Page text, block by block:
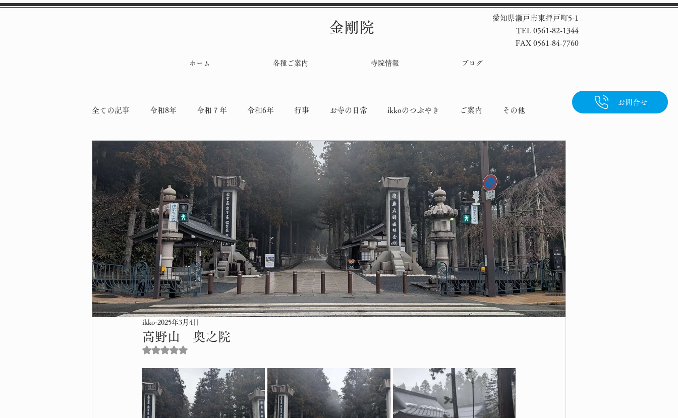
お問合せ
金剛院
愛知県瀬戸市東拝戸町5-1
TEL 0561-82-1344
FAX 0561-84-7760
ホーム 各種ご案内 寺院情報 ブログ
全ての記事 令和8年 令和７年 令和6年 行事 お寺の日常 ikkoのつぶやき ご案内 その他
令和5年 令和4年 納骨堂工事
高野山 奥之院
ikko 2025年3月4日
5つ星のうちNaNと評価されています。